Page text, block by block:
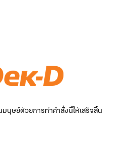
นุษย์ด้วยการทำคำสั่งนี้ให้เสร็จสิ้น